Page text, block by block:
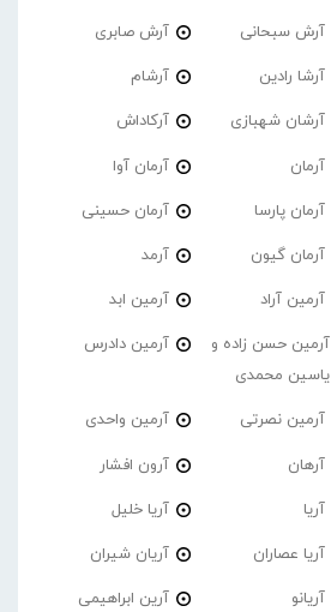
آرش سبحانی آرش صابری
آرشا رادین آرشام
آرشان شهبازی آرکاداش
آرمان آرمان آوا
آرمان پارسا آرمان حسینی
آرمان گیون آرمد
آرمین آراد آرمین ابد
آرمین حسن زاده و
یاسین محمدی
آرمین دادرس
آرمین نصرتی آرمین واحدی
آرهان آرون افشار
آریا آریا خلیل
آریا عصاران آریان شیران
آریانو آرین ابراهیمی